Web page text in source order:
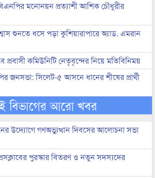
মনোনয়ন প্রত্যাশী আশিক চৌধুরীর
শুনতে ধসে পড়া কুশিয়ারাপারে অ্যাড. এমরান
প্রবাসী কমিউনিটি নেতৃবৃন্দের নিয়ে মতিবিনিময়
জনসভা: সিলেট-৫ আসনে ধানের শীষের প্রার্থী
বিভাগের আরো খবর
উদ্যোগে গণঅভ্যুত্থান দিবসের আলোচনা সভা
পুরস্কার বিতরণ ও নতুন সদস্যদের